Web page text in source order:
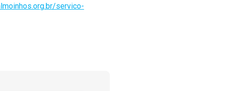
servico-